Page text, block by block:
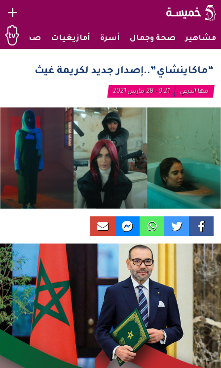
+
مشاهير صحة وجمال أسرة أمازيغيات صحراويات
“ماكاينشاي”..إصدار جديد لكريمة غيث
مها الدرعي 0:21 - 28 مارس 2021